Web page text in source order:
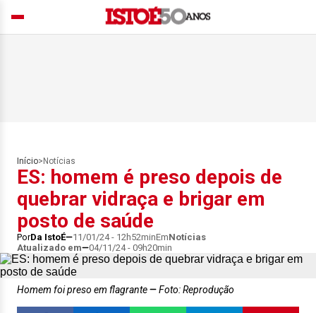
Início> Notícias
ES: homem é preso depois de
quebrar vidraça e brigar em
posto de saúde
PorDa IstoÉ 11/01/24 - 12h52minEmNotícias
Atualizado em
04/11/24 - 09h20min
Homem foi preso em flagrante Foto: Reprodução